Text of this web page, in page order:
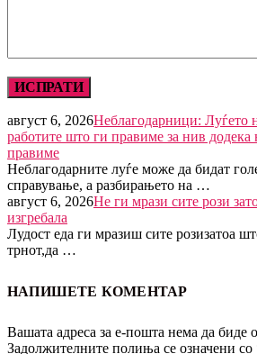
август 6, 2026Неблагодарници: Луѓето
работите што ги правиме за нив додека
правиме
Неблагодарните луѓе може да бидат
справување, а разбирањето на …
август 6, 2026Не ги мрази сите рози
изгребала
Лудост еда ги мразиш сите розизатоа
трнот,да …
НАПИШЕТЕ КОМЕНТАР
Вашата адреса за е-пошта нема да биде
Задолжителните полиња се означени со